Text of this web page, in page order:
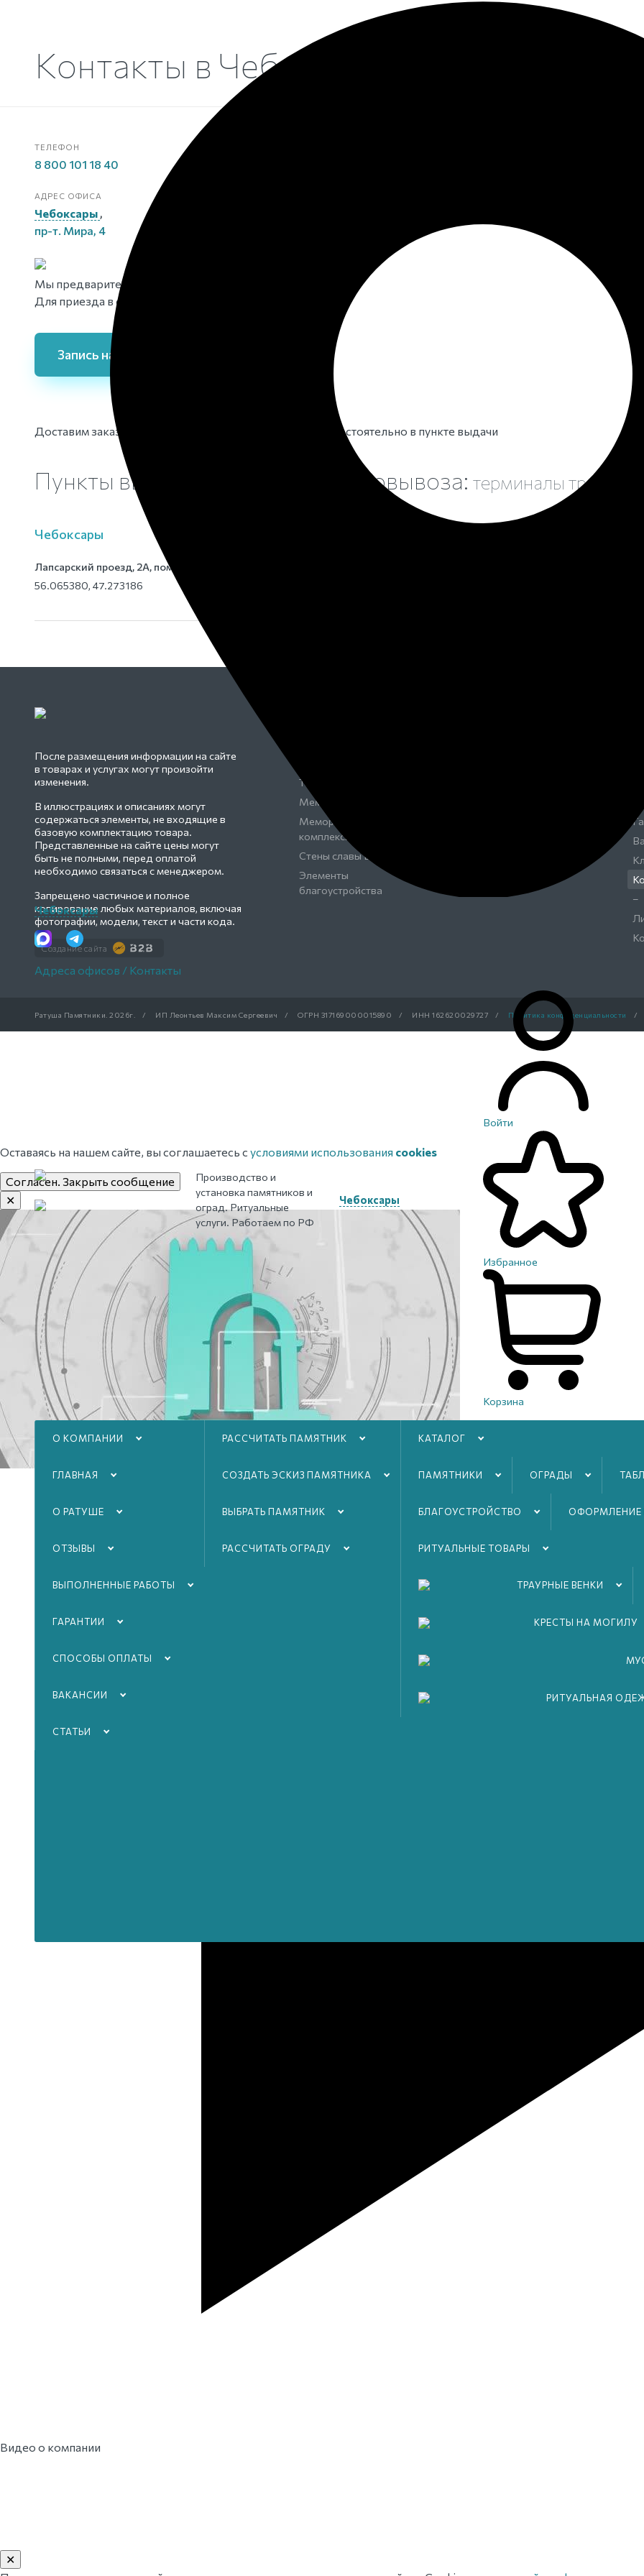
Чебоксары
Адреса офисов / Контакты
Производство и
установка памятников и
оград. Ритуальные
услуги. Работаем по РФ
Чебоксары
Войти
Избранное
Корзина
О КОМПАНИИ
ГЛАВНАЯ
О РАТУШЕ
ОТЗЫВЫ
ВЫПОЛНЕННЫЕ РАБОТЫ
ГАРАНТИИ
СПОСОБЫ ОПЛАТЫ
ВАКАНСИИ
СТАТЬИ
РАССЧИТАТЬ ПАМЯТНИК
СОЗДАТЬ ЭСКИЗ ПАМЯТНИКА
ВЫБРАТЬ ПАМЯТНИК
РАССЧИТАТЬ ОГРАДУ
КАТАЛОГ
ПАМЯТНИКИ ОГРАДЫ
БЛАГОУСТРОЙСТВO ОФОРМЛЕНИЕ
РИТУАЛЬНЫЕ ТОВАРЫ
ТРАУРНЫЕ ВЕНКИ
КРЕСТЫ НА МОГИЛУ
РИТУАЛЬНАЯ
Контакты в Чебоксарах
ТЕЛЕФОН
8 800 101 18 40
АДРЕС ОФИСА
Чебоксары ,
пр-т. Мира, 4
Мы предварительно консультируем Вас по телефону.
Для приезда в офис заполните форму записи ниже
Запись на приём
Доставим заказ по вашему адресу или получите его самостоятельно в пункте выдачи
Пункты выдачи заказов для самовывоза: терминалы
Чебоксары
Лапсарский проезд, 2А, пом. 1
56.065380, 47.273186
После размещения информации на сайте
в товарах и услугах могут произойти
изменения.
В иллюстрациях и описаниях могут
содержаться элементы, не входящие в
базовую комплектацию товара.
Представленные на сайте цены могут
быть не полными, перед оплатой
необходимо связаться с менеджером.
Запрещено частичное и полное
копирование любых материалов, включая
фотографии, модели, текст и части кода.
Создание сайта
Таблички
Мемориальные доски
Мемориальные
комплексы
Стены славы ВОВ
Элементы
благоустройства
–
Ратуша Памятники. 2026г. / ИП Леонтьев Максим Сергеевич / ОГРН 317169000015890 / ИНН 162620029727 / Политика конфиденциальности /
Оставаясь на нашем сайте, вы соглашаетесь с условиями использования cookies
Согласен. Закрыть сообщение
✕
Видео о компании
✕